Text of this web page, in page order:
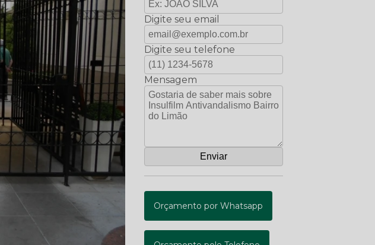
Digite seu email
Digite seu telefone
Mensagem
Orçamento por Whatsapp